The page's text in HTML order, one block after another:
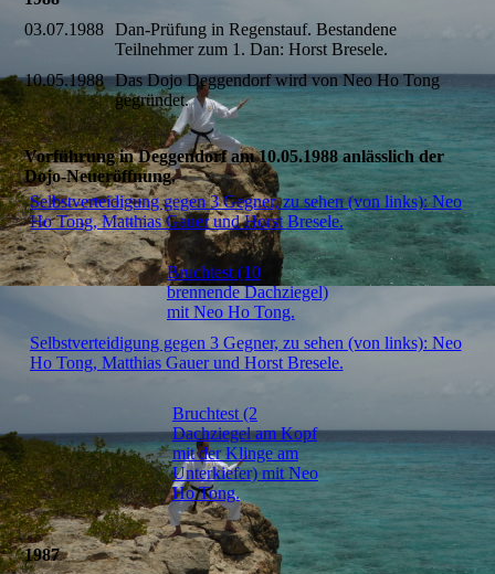
03.07.1988
Dan-Prüfung in Regenstauf. Bestandene
Teilnehmer zum 1. Dan: Horst Bresele.
10.05.1988 Das Dojo Deggendorf wird von Neo Ho Tong
gegründet.
Vorführung in Deggendorf am 10.05.1988 anlässlich der
Dojo-Neueröffnung.
Selbstverteidigung gegen 3 Gegner, zu sehen (von links): Neo
Ho Tong, Matthias Gauer und Horst Bresele.
Bruchtest (10
brennende Dachziegel)
mit Neo Ho Tong.
Selbstverteidigung gegen 3 Gegner, zu sehen (von links): Neo
Ho Tong, Matthias Gauer und Horst Bresele.
Bruchtest (2
Dachziegel am Kopf
mit der Klinge am
Unterkiefer) mit Neo
Ho Tong.
1987